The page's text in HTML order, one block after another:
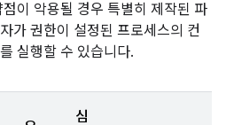
이 악용될 경우 특별히 제작된 파
가 권한이 설정된 프로세스의 컨
실행할 수 있습니다.
심